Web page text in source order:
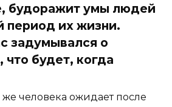
будоражит умы людей
период их жизни.
задумывался о
что будет, когда
же человека ожидает после